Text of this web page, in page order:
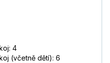
4
(včetně dětí): 6